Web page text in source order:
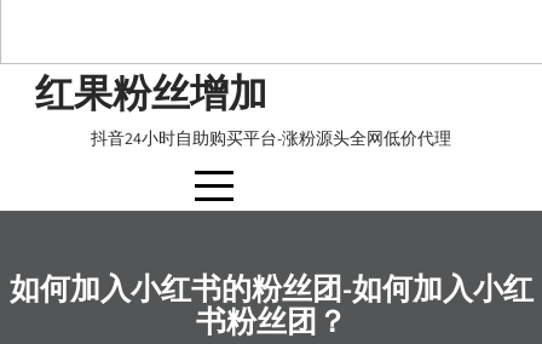
红果粉丝增加
抖音24小时自助购买平台-涨粉源头全网低价代理
如何加入小红书的粉丝团-如何加入小红
书粉丝团？